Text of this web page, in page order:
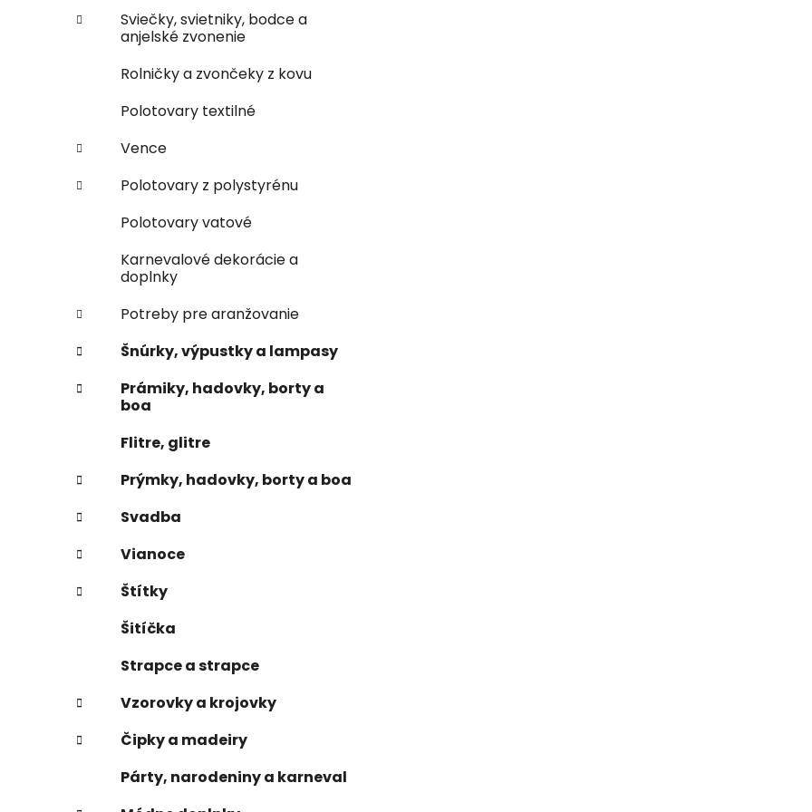
Sviečky, svietniky, bodce a
anjelské zvonenie
Rolničky a zvončeky z kovu
Polotovary textilné
Vence
Polotovary z polystyrénu
Polotovary vatové
Karnevalové dekorácie a
doplnky
Potreby pre aranžovanie
Šnúrky, výpustky a lampasy
Prámiky, hadovky, borty a
boa
Flitre, glitre
Prýmky, hadovky, borty a boa
Svadba
Vianoce
Štítky
Šitíčka
Strapce a strapce
Vzorovky a krojovky
Čipky a madeiry
Párty, narodeniny a karneval